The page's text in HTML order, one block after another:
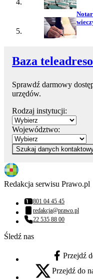
Baza
Sprawdź darmowy
urzędów.
Rodzaj instytucji:
Województwo:
Szukaj danych
Redakcja serwisu Prawo.pl
Numer telefonu:
801 04 45 45
Adres email:
redakcja@prawo.pl
Numer telefonu:
22 535 88 00
Śledź nas
facebook -
Przejdź
x - otwiera się w nowej
Przejdź do